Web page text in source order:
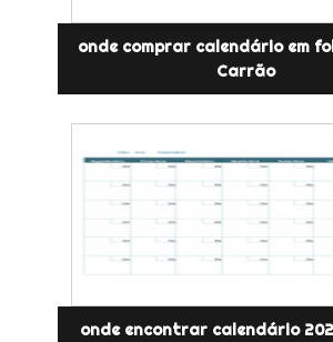
onde comprar calendário em
Carrão
onde encontrar calendário